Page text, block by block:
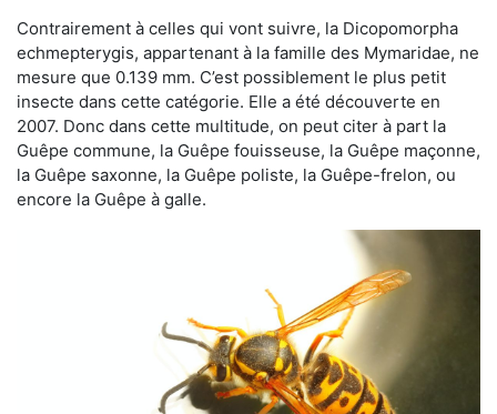
Contrairement à celles qui vont suivre, la Dicopomorpha
echmepterygis, appartenant à la famille des Mymaridae, ne
mesure que 0.139 mm. C’est possiblement le plus petit
insecte dans cette catégorie. Elle a été découverte en
2007. Donc dans cette multitude, on peut citer à part la
Guêpe commune, la Guêpe fouisseuse, la Guêpe maçonne,
la Guêpe saxonne, la Guêpe poliste, la Guêpe-frelon, ou
encore la Guêpe à galle.